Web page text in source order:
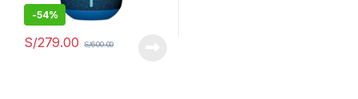
-54%
S/279.00 S/600.00